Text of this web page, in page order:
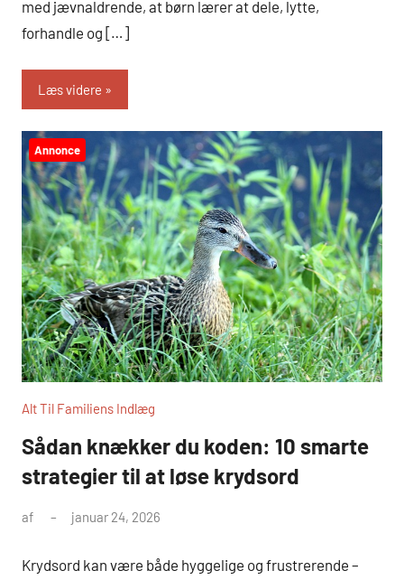
med jævnaldrende, at børn lærer at dele, lytte,
forhandle og […]
Læs videre
Annonce
Alt Til Familiens Indlæg
Sådan knækker du koden: 10 smarte
strategier til at løse krydsord
af januar 24, 2026
Krydsord kan være både hyggelige og frustrerende –